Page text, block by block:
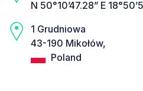
N 50°10’47.28” E
1 Grudniowa
43-190 Mikołów,
Poland